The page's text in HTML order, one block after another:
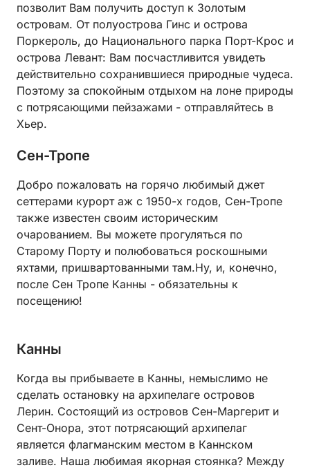
позволит Вам получить доступ к Золотым
островам. От полуострова Гинс и острова
Поркероль, до Национального парка Порт-Крос и
острова Левант: Вам посчастливится увидеть
действительно сохранившиеся природные чудеса.
Поэтому за спокойным отдыхом на лоне природы
с потрясающими пейзажами - отправляйтесь в
Хьер.
Сен-Тропе
Добро пожаловать на горячо любимый джет
сеттерами курорт аж с 1950-х годов, Сен-Тропе
также известен своим историческим
очарованием. Вы можете прогуляться по
Старому Порту и полюбоваться роскошными
яхтами, пришвартованными там.Ну, и, конечно,
после Сен Тропе Канны - обязательны к
посещению!
Канны
Когда вы прибываете в Канны, немыслимо не
сделать остановку на архипелаге островов
Лерин. Состоящий из островов Сен-Маргерит и
Сент-Онора, этот потрясающий архипелаг
является флагманским местом в Каннском
заливе. Наша любимая якорная стоянка? Между